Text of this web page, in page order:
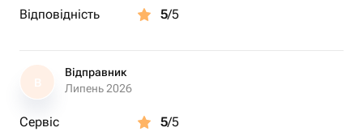
Відповідність
5/5
В
Відправник
Липень 2026
Сервіс 5/5